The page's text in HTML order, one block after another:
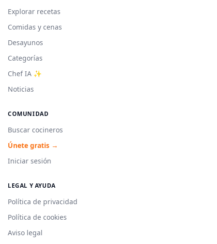
Explorar recetas
Comidas y cenas
Desayunos
Categorías
Chef IA ✨
Noticias
COMUNIDAD
Buscar cocineros
Únete gratis →
Iniciar sesión
LEGAL Y AYUDA
Política de privacidad
Política de cookies
Aviso legal